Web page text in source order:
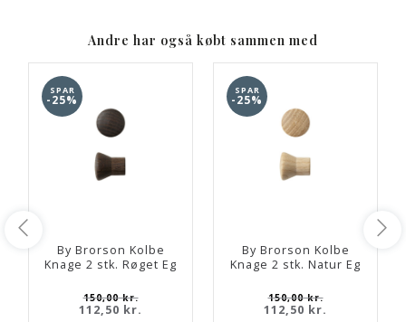
Andre har også købt sammen med
SPAR
-25%
By Brorson Kolbe
Knage 2 stk. Røget Eg
150,00 kr.
112,50 kr.
SPAR
-25%
By Brorson Kolbe
Knage 2 stk. Natur Eg
150,00 kr.
112,50 kr.